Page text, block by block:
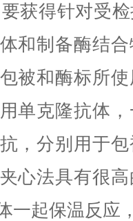
获得针对受
和制备酶结
被和酶标所
单克隆抗体
，分别用于
心法具有很
一起保温反应